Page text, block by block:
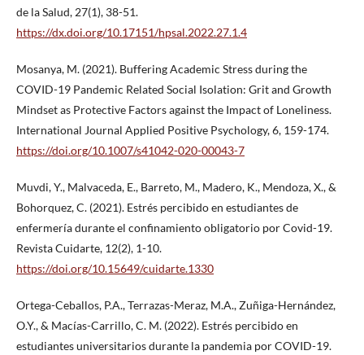
de la Salud, 27(1), 38-51.
https://dx.doi.org/10.17151/hpsal.2022.27.1.4
Mosanya, M. (2021). Buffering Academic Stress during the
COVID-19 Pandemic Related Social Isolation: Grit and Growth
Mindset as Protective Factors against the Impact of Loneliness.
International Journal Applied Positive Psychology, 6, 159-174.
https://doi.org/10.1007/s41042-020-00043-7
Muvdi, Y., Malvaceda, E., Barreto, M., Madero, K., Mendoza, X., &
Bohorquez, C. (2021). Estrés percibido en estudiantes de
enfermería durante el confinamiento obligatorio por Covid-19.
Revista Cuidarte, 12(2), 1-10.
https://doi.org/10.15649/cuidarte.1330
Ortega-Ceballos, P.A., Terrazas-Meraz, M.A., Zuñiga-Hernández,
O.Y., & Macías-Carrillo, C. M. (2022). Estrés percibido en
estudiantes universitarios durante la pandemia por COVID-19.